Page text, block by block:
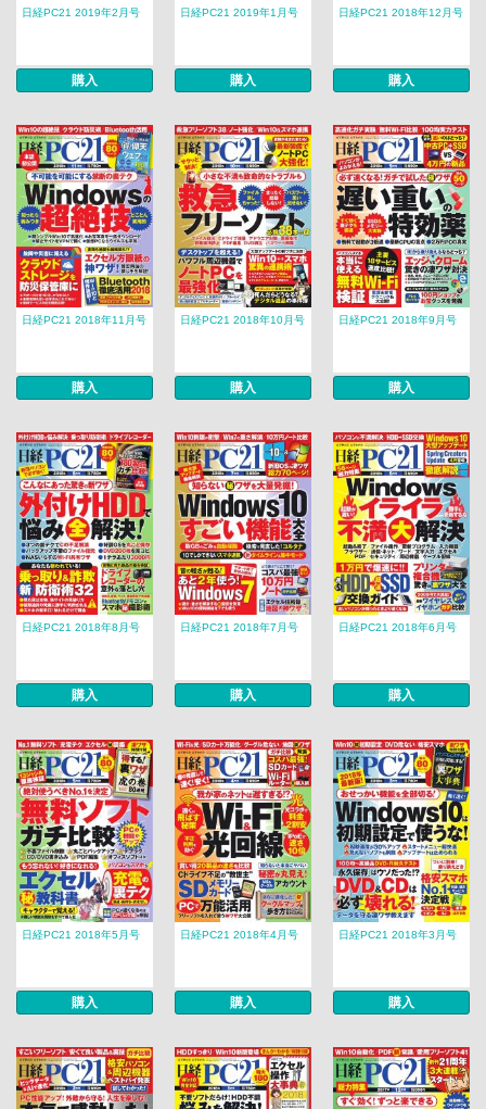
日経PC21 2019年2月号
購入
日経PC21 2019年1月号
購入
日経PC21 2018年12月号
購入
日経PC21 2018年11月号
購入
日経PC21 2018年10月号
購入
日経PC21 2018年9月号
購入
日経PC21 2018年8月号
購入
日経PC21 2018年7月号
購入
日経PC21 2018年6月号
購入
日経PC21 2018年5月号
購入
日経PC21 2018年4月号
購入
日経PC21 2018年3月号
購入